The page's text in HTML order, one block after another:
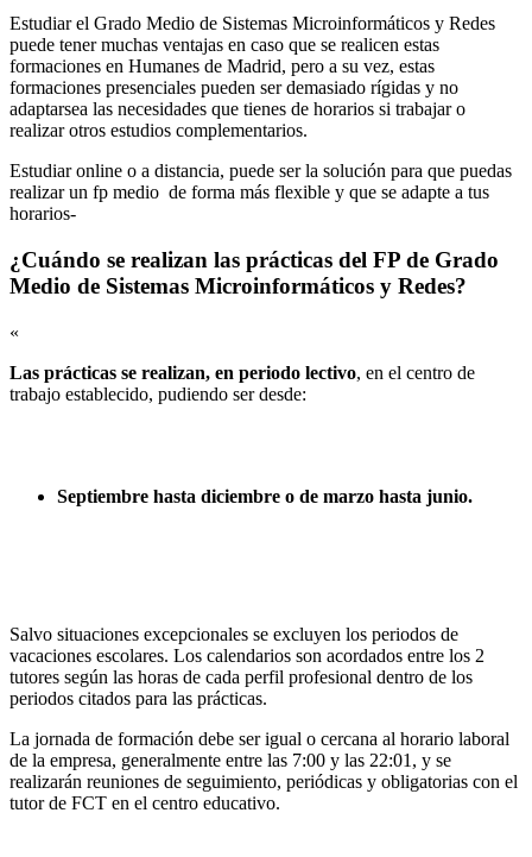
Estudiar el Grado Medio de Sistemas Microinformáticos y Redes
puede tener muchas ventajas en caso que se realicen estas
formaciones en Humanes de Madrid, pero a su vez, estas
formaciones presenciales pueden ser demasiado rígidas y no
adaptarsea las necesidades que tienes de horarios si trabajar o
realizar otros estudios complementarios.
Estudiar online o a distancia, puede ser la solución para que puedas
realizar un fp medio de forma más flexible y que se adapte a tus
horarios-
¿Cuándo se realizan las prácticas del FP de Grado
Medio de Sistemas Microinformáticos y Redes?
«
Las prácticas se realizan, en periodo lectivo, en el centro de
trabajo establecido, pudiendo ser desde:
Septiembre hasta diciembre o de marzo hasta junio.
Salvo situaciones excepcionales se excluyen los periodos de
vacaciones escolares. Los calendarios son acordados entre los 2
tutores según las horas de cada perfil profesional dentro de los
periodos citados para las prácticas.
La jornada de formación debe ser igual o cercana al horario laboral
de la empresa, generalmente entre las 7:00 y las 22:01, y se
realizarán reuniones de seguimiento, periódicas y obligatorias con el
tutor de FCT en el centro educativo.